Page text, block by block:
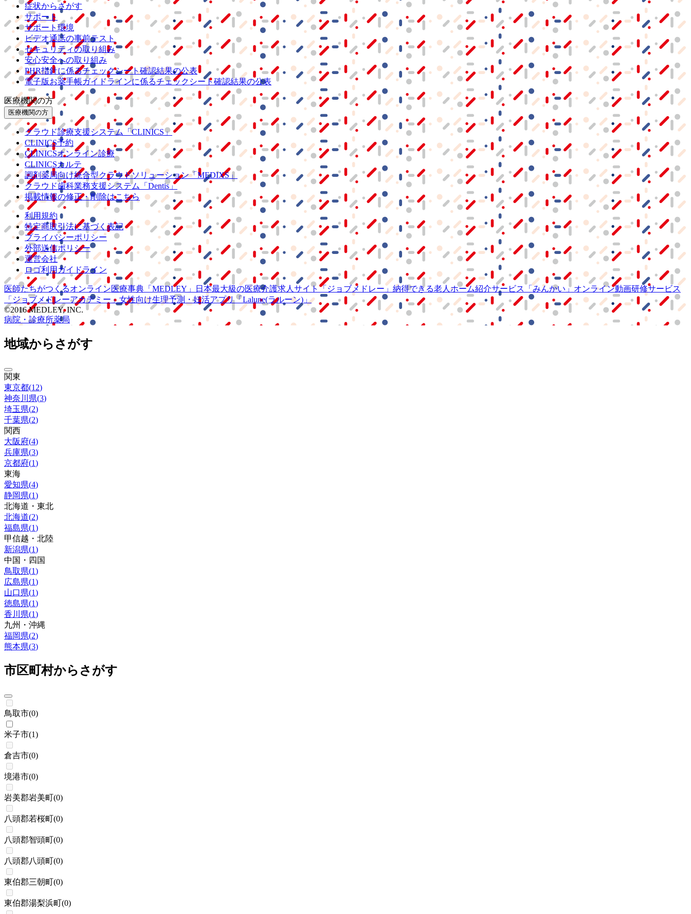
症状からさがす
サポート
サポート環境
ビデオ通話の事前テスト
セキュリティの取り組み
安心安全への取り組み
PHR指針に係るチェックシート確認結果の公表
電子版お薬手帳ガイドラインに係るチェックシート確認結果の公表
医療機関の方
医療機関の方
クラウド診療支援システム
「CLINICS」
CLINICS予約
CLINICSオンライン診療
CLINICSカルテ
調剤薬局向け統合型クラウドソリューション「MEDIXS」
クラウド歯科業務支援システム
「Dentis」
掲載情報の修正・削除はこちら
利用規約
特定商取引法に基づく表記
プライバシーポリシー
外部送信ポリシー
運営会社
ロゴ利用ガイドライン
医師たちがつくるオンライン医療事典 「MEDLEY」 日本最大級の医療介護求人サイト 「ジョブメドレー」 納得できる老人ホーム紹介サービス 「みんかい」 オンライン動画研修サービス
「ジョブメドレーアカデミー」 女性向け生理予測・妊活アプリ「Lalune(ラルーン)」
©2016 MEDLEY, INC.
病院・診療所薬局
地域からさがす
関東
東京都(12)
神奈川県(3)
埼玉県(2)
千葉県(2)
関西
大阪府(4)
兵庫県(3)
京都府(1)
東海
愛知県(4)
静岡県(1)
北海道・東北
北海道(2)
福島県(1)
甲信越・北陸
新潟県(1)
中国・四国
鳥取県(1)
広島県(1)
山口県(1)
徳島県(1)
香川県(1)
九州・沖縄
福岡県(2)
熊本県(3)
市区町村からさがす
鳥取市(0)
米子市(1)
倉吉市(0)
境港市(0)
岩美郡岩美町(0)
八頭郡若桜町(0)
八頭郡智頭町(0)
八頭郡八頭町(0)
東伯郡三朝町(0)
東伯郡湯梨浜町(0)